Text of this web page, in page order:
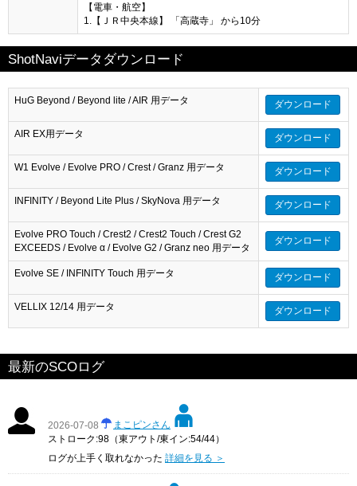
【電車・航空】
1.【ＪＲ中央本線】 「高蔵寺」 から10分
ShotNaviデータダウンロード
HuG Beyond / Beyond lite / AIR 用データ ダウンロード
AIR EX用データ ダウンロード
W1 Evolve / Evolve PRO / Crest / Granz 用データ ダウンロード
INFINITY / Beyond Lite Plus / SkyNova 用データ ダウンロード
Evolve PRO Touch / Crest2 / Crest2 Touch / Crest G2
EXCEEDS / Evolve α / Evolve G2 / Granz neo 用データ
ダウンロード
Evolve SE / INFINITY Touch 用データ ダウンロード
VELLIX 12/14 用データ ダウンロード
最新のSCOログ
2026-07-08
まこピンさん
ストローク:98（東アウト/東イン:54/44）
ログが上手く取れなかった 詳細を見る ＞